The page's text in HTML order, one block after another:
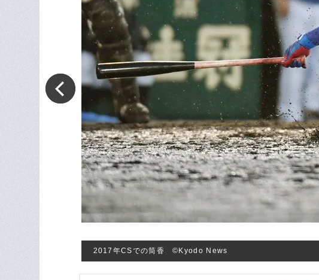
2017年CSでの筒香 ©Kyodo News